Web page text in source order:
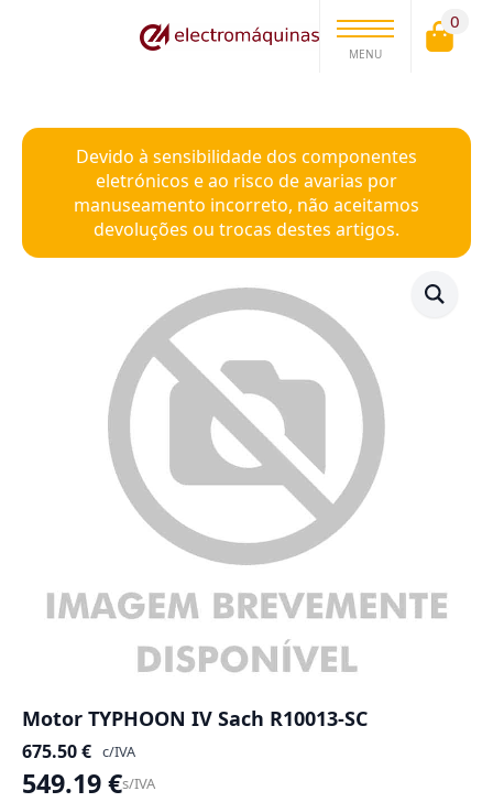
MENU
0
Devido à sensibilidade dos componentes
eletrónicos e ao risco de avarias por
manuseamento incorreto, não aceitamos
devoluções ou trocas destes artigos.
Motor TYPHOON IV Sach R10013-SC
675.50€ c/IVA
549.19€s/IVA